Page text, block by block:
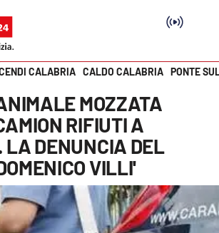
CALABRIA CALDO CALABRIA PONTE
MOZZATA
RIFIUTI A
LA DENUNCIA DEL
VILLI'